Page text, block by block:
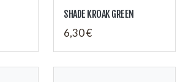
SHADE KROAK GREEN
6,30 €